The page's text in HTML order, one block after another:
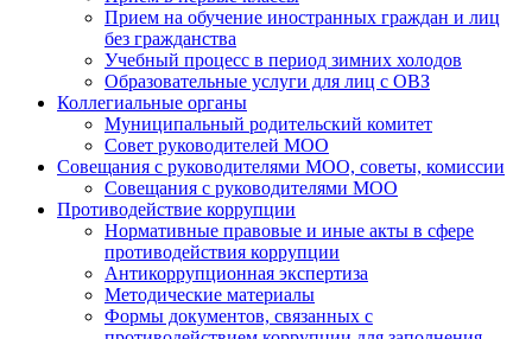
Прием на обучение иностранных граждан и лиц
без гражданства
Учебный процесс в период зимних холодов
Образовательные услуги для лиц с ОВЗ
Коллегиальные органы
Муниципальный родительский комитет
Совет руководителей МОО
Совещания с руководителями МОО, советы, комиссии
Совещания с руководителями МОО
Противодействие коррупции
Нормативные правовые и иные акты в сфере
противодействия коррупции
Антикоррупционная экспертиза
Методические материалы
Формы документов, связанных с